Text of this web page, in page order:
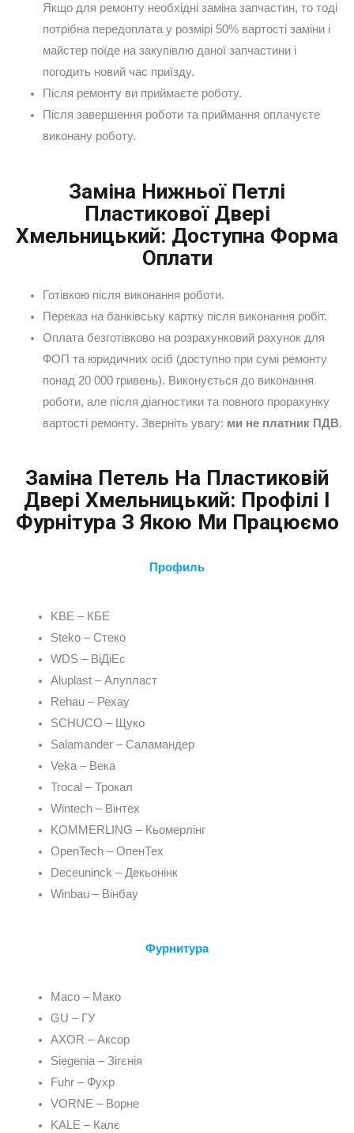
Якщо для ремонту необхідні заміна запчастин, то тоді
потрібна передоплата у розмірі 50% вартості заміни і
майстер поїде на закупівлю даної запчастини і
погодить новий час приїзду.
Після ремонту ви приймаєте роботу.
Після завершення роботи та приймання оплачуєте
виконану роботу.
Заміна Нижньої Петлі
Пластикової Двері
Хмельницький: Доступна Форма
Оплати
Готівкою після виконання роботи.
Переказ на банківську картку після виконання робіт.
Оплата безготівково на розрахунковий рахунок для
ФОП та юридичних осіб (доступно при сумі ремонту
понад 20 000 гривень). Виконується до виконання
роботи, але після діагностики та повного прорахунку
вартості ремонту. Зверніть увагу: ми не платник ПДВ.
Заміна Петель На Пластиковій
Двері Хмельницький: Профілі І
Фурнітура З Якою Ми Працюємо
Профиль
KBE – КБЕ
Steko – Стеко
WDS – ВіДіЕс
Aluplast – Алупласт
Rehau – Рехау
SCHUCO – Щуко
Salamander – Саламандер
Veka – Века
Trocal – Трокал
Wintech – Вінтех
KOMMERLING – Кьомерлінг
OpenTech – ОпенТех
Deceuninck – Декьонінк
Winbau – Вінбау
Фурнитура
Maco – Мако
GU – ГУ
AXOR – Аксор
Siegenia – Зігєнія
Fuhr – Фухр
VORNE – Ворне
KALE – Калє